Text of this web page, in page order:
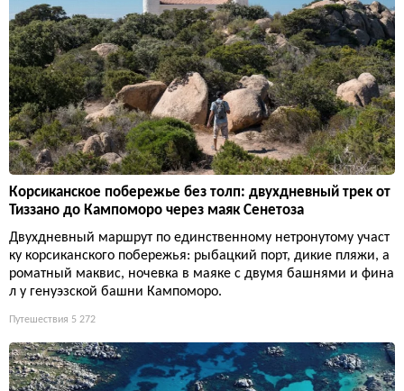
Корсиканское побережье без толп: двухдневный трек от
Тиззано до Кампоморо через маяк Сенетоза
Двухдневный маршрут по единственному нетронутому участ
ку корсиканского побережья: рыбацкий порт, дикие пляжи, а
роматный маквис, ночевка в маяке с двумя башнями и фина
л у генуэзской башни Кампоморо.
Путешествия 5 272